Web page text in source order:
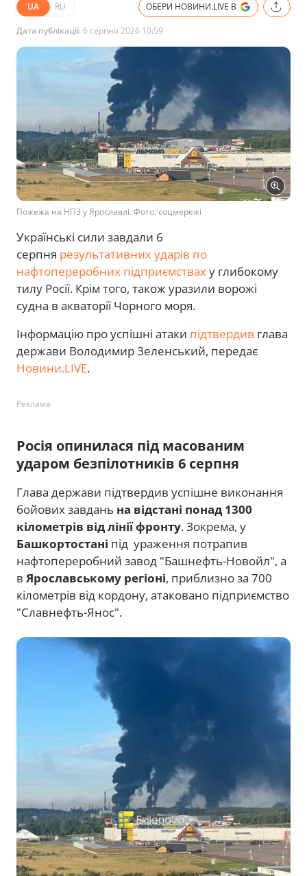
UA RU ОБЕРИ НОВИНИ.LIVE В
Дата публікації: 6 серпня 2026 10:59
Пожежа на НПЗ у Ярославлі. Фото: соцмережі
Українські сили завдали 6
серпня результативних ударів по
нафтопереробних підприємстваху глибокому
тилу Росії. Крім того, також уразили ворожі
судна в акваторії Чорного моря.
Інформацію про успішні атаки підтвердив глава
держави Володимир Зеленський, передає
Новини.LIVE.
Реклама
Росія опинилася під масованим
ударом безпілотників 6 серпня
Глава держави підтвердив успішне виконання
бойових завдань на відстані понад 1300
кілометрів від лінії фронту. Зокрема, у
Башкортостані під ураження потрапив
нафтопереробний завод "Башнефть-Новойл", а
в Ярославському регіоні, приблизно за 700
кілометрів від кордону, атаковано підприємство
"Славнефть-Янос".